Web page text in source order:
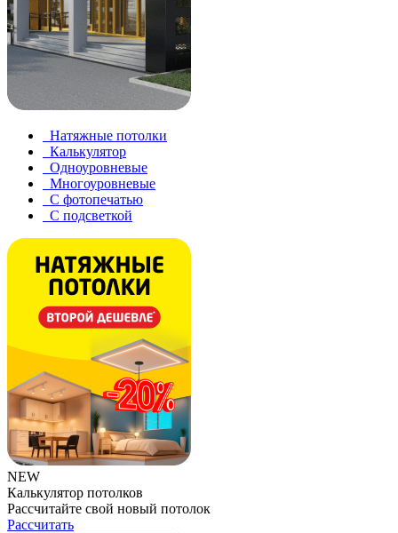
Натяжные потолки
Калькулятор
Одноуровневые
Многоуровневые
С фотопечатью
С подсветкой
NEW
Калькулятор потолков
Рассчитайте свой новый потолок
Рассчитать